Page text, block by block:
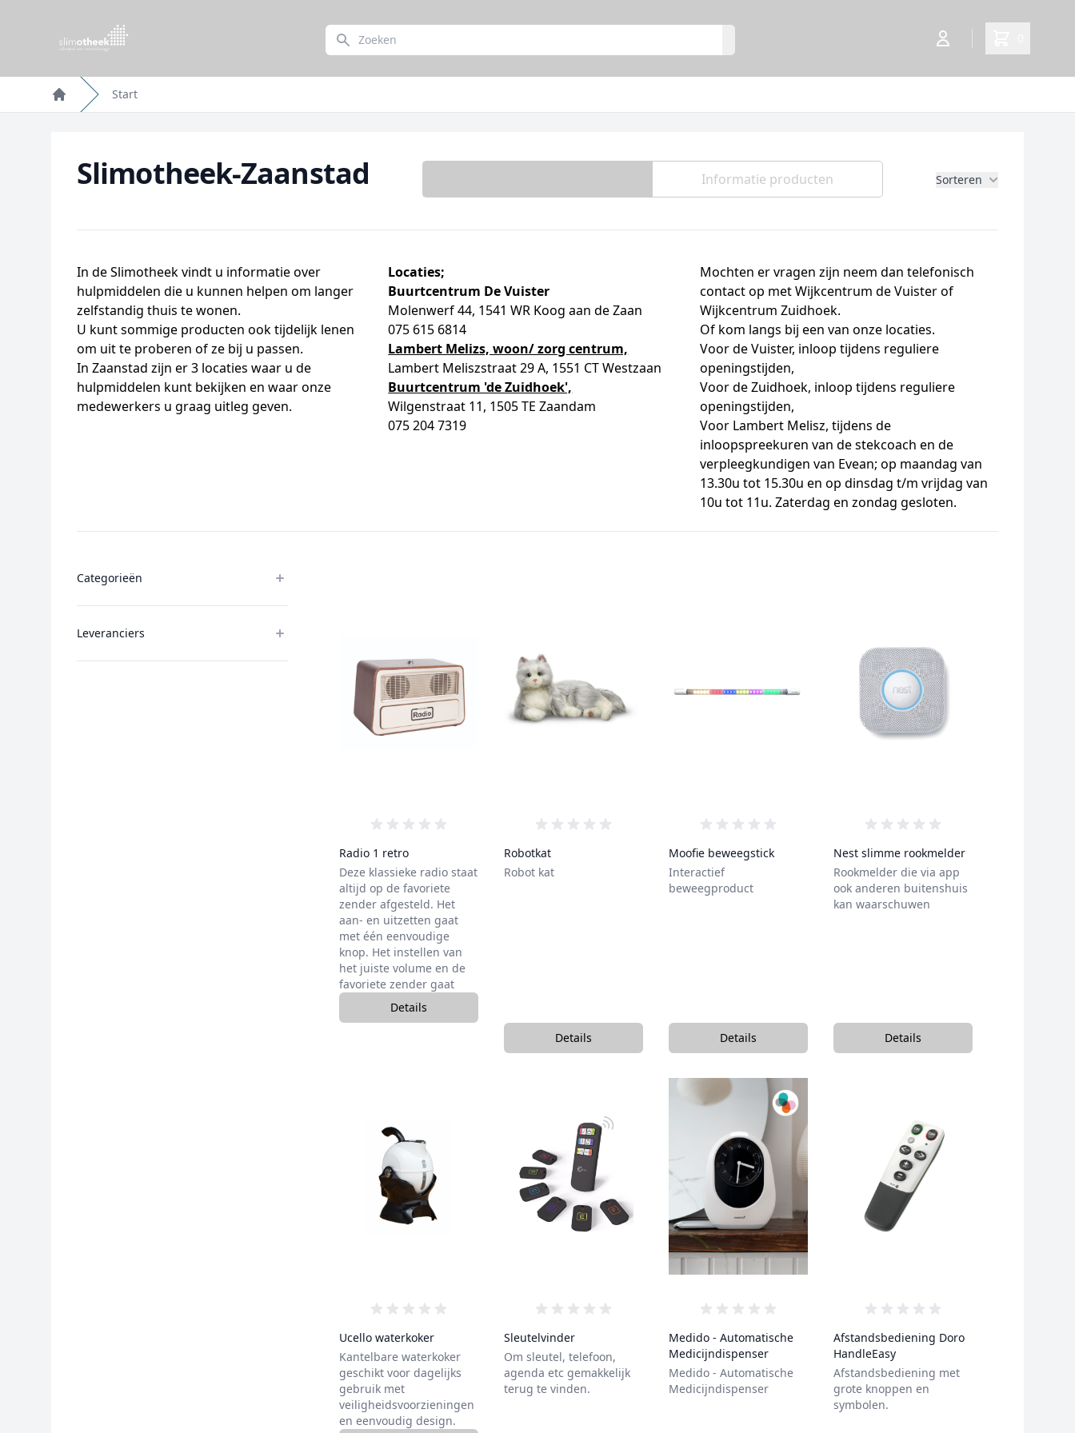
Open user menu
Home
Start
Slimotheek-Zaanstad Informatie producten Sorteren
In de Slimotheek vindt u informatie over
hulpmiddelen die u kunnen helpen om langer
zelfstandig thuis te wonen.
U kunt sommige producten ook tijdelijk lenen
om uit te proberen of ze bij u passen.
In Zaanstad zijn er 3 locaties waar u de
hulpmiddelen kunt bekijken en waar onze
medewerkers u graag uitleg geven.
Locaties;
Buurtcentrum De Vuister
Molenwerf 44, 1541 WR Koog aan de Zaan
075 615 6814
Lambert Melizs, woon/ zorg centrum,
Lambert Meliszstraat 29 A, 1551 CT Westzaan
Buurtcentrum 'de Zuidhoek',
Wilgenstraat 11, 1505 TE Zaandam
075 204 7319
Mochten er vragen zijn neem dan telefonisch
contact op met Wijkcentrum de Vuister of
Wijkcentrum Zuidhoek.
Of kom langs bij een van onze locaties.
Voor de Vuister, inloop tijdens reguliere
openingstijden,
Voor de Zuidhoek, inloop tijdens reguliere
openingstijden,
Voor Lambert Melisz, tijdens de
inloopspreekuren van de stekcoach en de
verpleegkundigen van Evean; op maandag van
13.30u tot 15.30u en op dinsdag t/m vrijdag van
10u tot 11u. Zaterdag en zondag gesloten.
Categorieën
Leveranciers
0 van de 5 sterren
Radio 1 retro
Deze klassieke radio staat
altijd op de favoriete
zender afgesteld. Het
aan- en uitzetten gaat
met één eenvoudige
knop. Het instellen van
het juiste volume en de
favoriete zender gaat
Details, Radio 1 retro
0 van de 5 sterren
Robotkat
Robot kat
Details, Robotkat
0 van de 5 sterren
Moofie beweegstick
Interactief
beweegproduct
Details, Moofie beweegstick
0 van de 5 sterren
Nest slimme rookmelder
Rookmelder die via app
ook anderen buitenshuis
kan waarschuwen
Details, Nest slimme rookmelder
0 van de 5 sterren
Ucello waterkoker
Kantelbare waterkoker
geschikt voor dagelijks
gebruik met
veiligheidsvoorzieningen
en eenvoudig design.
0 van de 5 sterren
Sleutelvinder
Om sleutel, telefoon,
agenda etc gemakkelijk
terug te vinden.
0 van de 5 sterren
Medido - Automatische
Medicijndispenser
Medido - Automatische
Medicijndispenser
0 van de 5 sterren
Afstandsbediening Doro
HandleEasy
Afstandsbediening met
grote knoppen en
symbolen.